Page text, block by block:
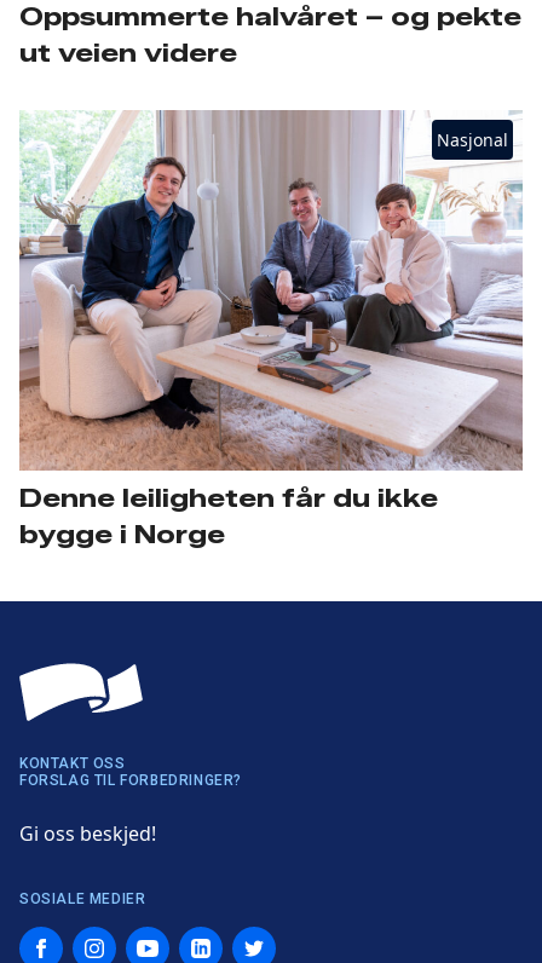
Oppsummerte halvåret – og pekte
ut veien videre
Nasjonal
Denne leiligheten får du ikke
bygge i Norge
KONTAKT OSS
FORSLAG TIL FORBEDRINGER?
Gi oss beskjed!
SOSIALE MEDIER
FacebookInstagramYouTubeLinkedInTwitter